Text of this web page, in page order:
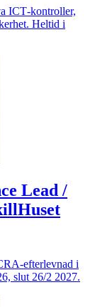
ICT‑kontroller,
Heltid i
Lead /
efterlevnad i
slut 26/2 2027.